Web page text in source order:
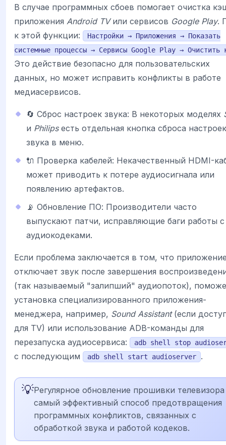
В случае программных сбоев помогает очистка
приложения Android TVили сервисов Google Play.
к этой функции:
Настройки → Приложения → Показать
системные процессы → Сервисы Google Play → Очистить
Это действие безопасно для пользовательских
данных, но может исправить конфликты в работе
медиасервисов.
🔄 Сброс настроек звука: В некоторых моделях
и Philipsесть отдельная кнопка сброса настроек
звука в меню.
🔌 Проверка кабелей: Некачественный HDMI-
может приводить к потере аудиосигнала или
появлению артефактов.
📡 Обновление ПО: Производители часто
выпускают патчи, исправляющие баги работы с
аудиокодеками.
Если проблема заключается в том, что
отключает звук после завершения
(так называемый "залипший" аудиопоток),
установка специализированного приложения-
менеджера, например, Sound Assistant(если
для TV) или использование ADB-команды для
перезапуска аудиосервиса:
adb shell stop
с последующим adb shell start audioserver .
💡Регулярное обновление прошивки
самый эффективный способ предотвращения
программных конфликтов, связанных с
обработкой звука и работой кодеков.